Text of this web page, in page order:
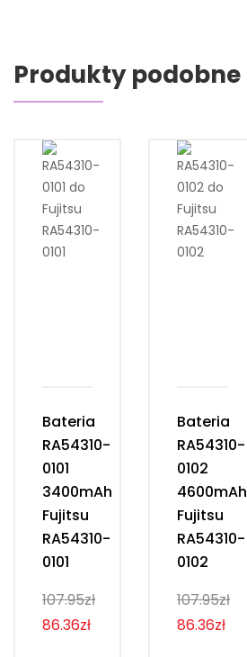
Produkty podobne
Bateria
RA54310-
0101
3400mAh
Fujitsu
RA54310-
0101
107.95zł
86.36zł
Bateria
RA54310-
0102
4600mAh
Fujitsu
RA54310-
0102
107.95zł
86.36zł